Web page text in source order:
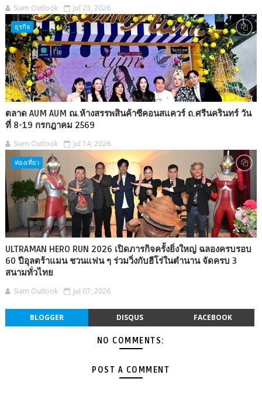
Siam Outlook Jul 23, 2026
ธุรกิจ
ตลาด AUM AUM ณ.ห้างสรรพสินค้าซีคอนสแควร์ ถ.ศรีนครินทร์ วัน
ที่ 8-19 กรกฎาคม 2569
Siam Outlook Jul 14, 2026
ท่องเที่ยว
ULTRAMAN HERO RUN 2026 เปิดภารกิจครั้งยิ่งใหญ่ ฉลองครบรอบ
60 ปีอุลตร้าแมน ชวนแฟน ๆ ร่วมวิ่งกับฮีโร่ในตำนาน จัดครบ 3
สนามทั่วไทย
Siam Outlook Jul 07, 2026
BLOGGER DISQUS FACEBOOK
NO COMMENTS:
POST A COMMENT